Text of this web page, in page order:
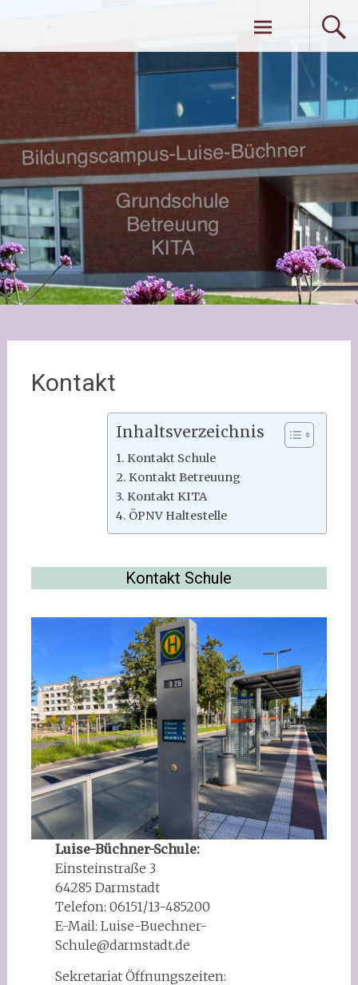
springen
Bildungscampus Luise Büchner
Kontakt
Inhaltsverzeichnis
Kontakt Schule
Kontakt Betreuung
Kontakt KITA
ÖPNV Haltestelle
Kontakt Schule
Luise-Büchner-Schule:
Einsteinstraße 3
64285 Darmstadt
Telefon: 06151/13-485200
E-Mail: Luise-Buechner-
Schule@darmstadt.de
Sekretariat Öffnungszeiten: